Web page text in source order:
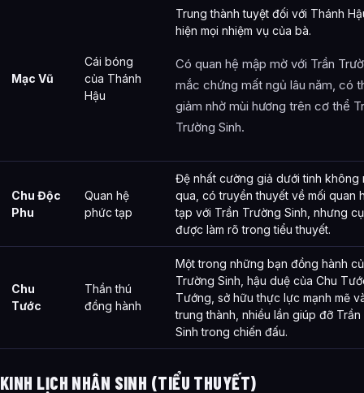
Mạc Vũ
Cái bóng
của Thánh
Hậu
Trung thành tuyệt đối với Thánh
hiện mọi nhiệm vụ của bà.
Có quan hệ mập mờ với Trần
mắc chứng mất ngủ lâu năm, có
giảm nhờ mùi hương trên cơ thể
Trường Sinh.
Chu Độc
Phu
Quan hệ
phức tạp
Đệ nhất cường giả dưới tinh không
qua, có truyền thuyết về mối quan
tạp với Trần Trường Sinh, nhưng
được làm rõ trong tiểu thuyết.
Chu
Tước
Thần thú
đồng hành
Một trong những bạn đồng hành
Trường Sinh, hậu duệ của Chu
Tướng, sở hữu thực lực mạnh mẽ
trung thành, nhiều lần giúp đỡ
Sinh trong chiến đấu.
KINH LỊCH NHÂN SINH (TIỂU THUYẾT)